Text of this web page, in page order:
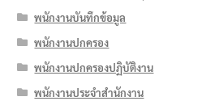
พนักงานบันทึกข้อมูล
พนักงานปกครอง
พนักงานปกครองปฏิบัติงาน
พนักงานประจำสำนักงาน